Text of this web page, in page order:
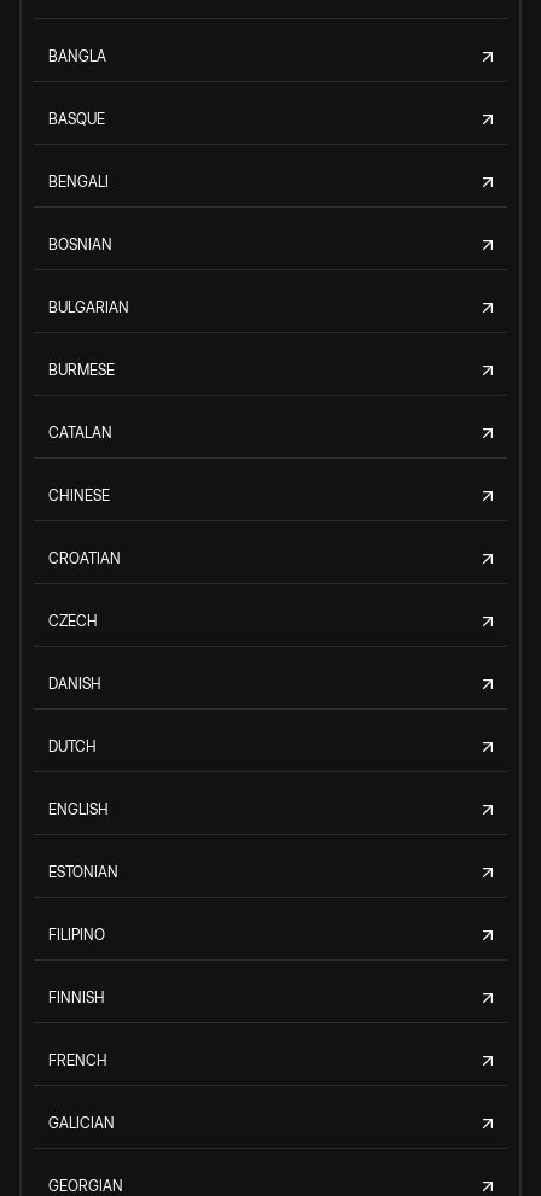
BANGLA
BASQUE
BENGALI
BOSNIAN
BULGARIAN
BURMESE
CATALAN
CHINESE
CROATIAN
CZECH
DANISH
DUTCH
ENGLISH
ESTONIAN
FILIPINO
FINNISH
FRENCH
GALICIAN
GEORGIAN